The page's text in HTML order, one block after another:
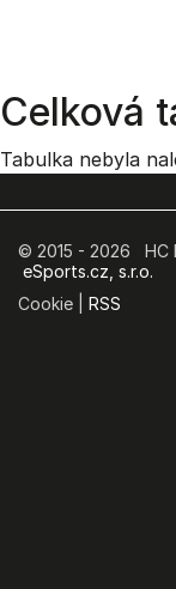
Celková
Tabulka nebyla
© 2015 - 2026 HC
eSports.cz, s.r.o.
Cookie | RSS